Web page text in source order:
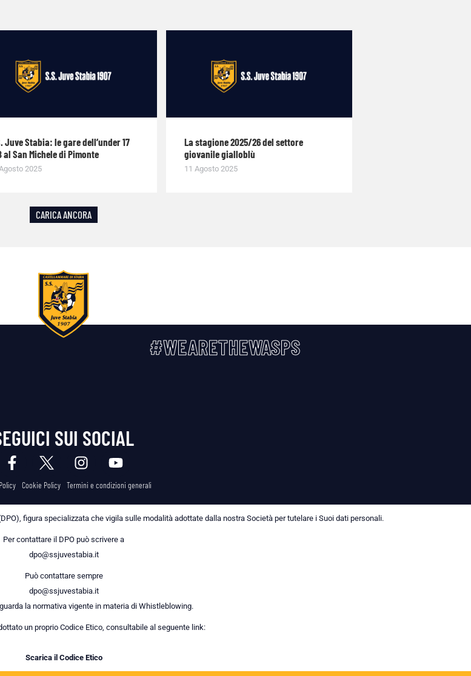
Juve Stabia: le gare dell’under 17
al San Michele di Pimonte
2025
La stagione 2025/26 del settore
giovanile gialloblù
11 Agosto 2025
CARICA ANCORA
#WEARETHEWASPS
SUI SOCIAL
Cookie Policy Termini e condizioni generali
figura specializzata che vigila sulle modalità adottate dalla nostra Società per tutelare i Suoi dati personali.
Per contattare il DPO può scrivere a
dpo@ssjuvestabia.it
Può contattare sempre
dpo@ssjuvestabia.it
la normativa vigente in materia di Whistleblowing.
un proprio Codice Etico, consultabile al seguente link:
Scarica il Codice Etico